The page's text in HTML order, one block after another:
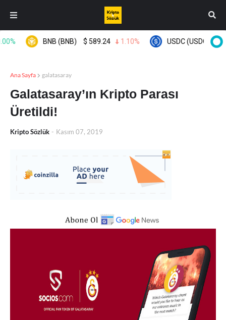
BNB (BNB) $ 589.24 1.10% USDC (USDC) $
Ana Sayfa galatasaray
Galatasaray’ın Kripto Parası
Üretildi!
Kripto Sözlük - Kasım 07, 2019